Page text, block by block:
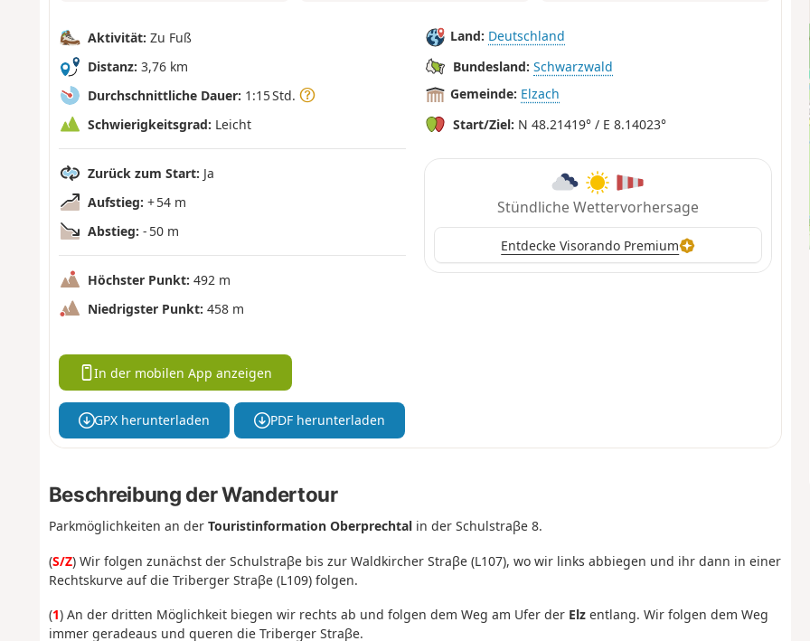
Aktivität: Zu Fuß
Distanz: 3,76 km
Durchschnittliche Dauer: 1:15 Std.
Schwierigkeitsgrad: Leicht
Zurück zum Start: Ja
Aufstieg: + 54 m
Abstieg: - 50 m
Höchster Punkt: 492 m
Niedrigster Punkt: 458 m
Land: Deutschland
Bundesland: Schwarzwald
Gemeinde: Elzach
Start/Ziel: N 48.21419° / E 8.14023°
Stündliche Wettervorhersage
Entdecke Visorando Premium
In der mobilen App anzeigen
GPX herunterladen PDF herunterladen
Beschreibung der Wandertour
Parkmöglichkeiten an der Touristinformation Oberprechtalin der Schulstraβe 8.
(S/Z) Wir folgen zunächst der Schulstraβe bis zur Waldkircher Straβe (L107), wo wir links abbiegen und ihr dann in einer
Rechtskurve auf die Triberger Straβe (L109) folgen.
(1) An der dritten Möglichkeit biegen wir rechts ab und folgen dem Weg am Ufer der Elzentlang. Wir folgen dem Weg
immer geradeaus und queren die Triberger Straβe.